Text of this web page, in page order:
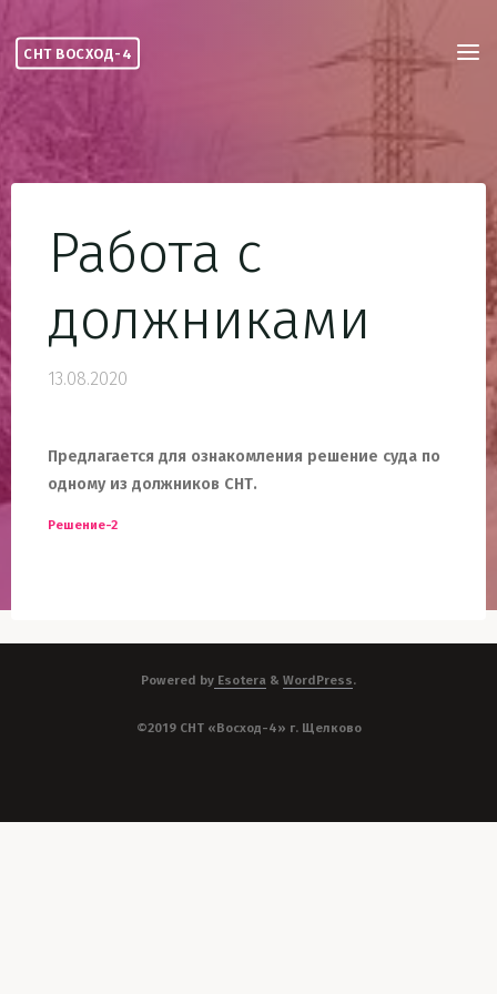
Skip
content
СНТ ВОСХОД-4
Работа с
должниками
13.08.2020
Предлагается для ознакомления решение суда по
одному из должников СНТ.
Решение-2
Powered by Esotera & WordPress.
©2019 СНТ «Восход-4» г. Щелково